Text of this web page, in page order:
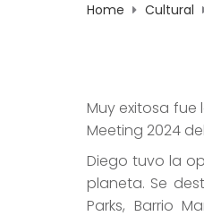
Home Cultural
Muy exitosa fue
Meeting 2024
Diego tuvo la
planeta. Se
Parks, Barrio